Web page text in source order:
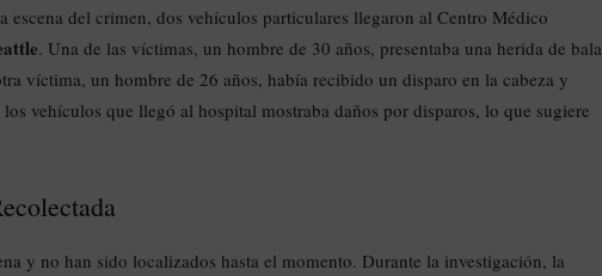
del crimen, dos vehículos particulares llegaron al Centro Médico
. Una de las víctimas, un hombre de 30 años, presentaba una herida de bala
víctima, un hombre de 26 años, había recibido un disparo en la cabeza y
vehículos que llegó al hospital mostraba daños por disparos, lo que sugiere
y no han sido localizados hasta el momento. Durante la investigación, la